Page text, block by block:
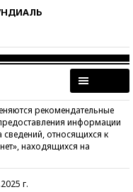
рекомендательные
информации
сведений, относящихся к
находящихся на
г.